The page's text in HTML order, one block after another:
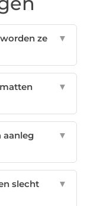
ze
▼
▼
aanleg
▼
slecht
▼